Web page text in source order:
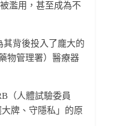
濫用，甚至成為不
其背後投入了龐大的
物管理署）醫療器
（人體試驗委員
牌、守隱私」的原